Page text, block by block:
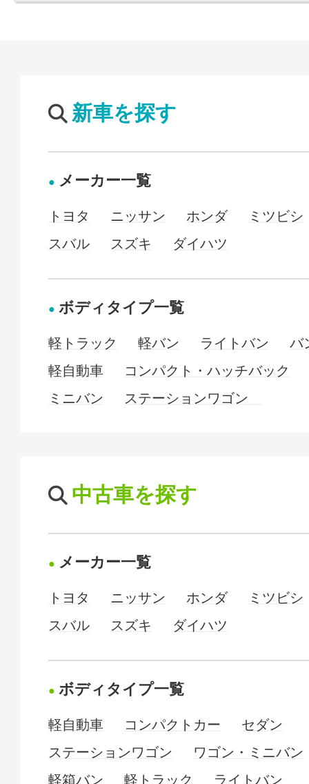
新車を探す
メーカー一覧
トヨタ ニッサン ホンダ
ミツビシ
スバル
スズキ ダイハツ
ボディタイプ一覧
軽トラック 軽バン ライトバン
バ
軽自動車
コンパクト・ハッチバック
ミニバン
ステーションワゴン
中古車を探す
メーカー一覧
トヨタ ニッサン ホンダ
ミツビシ
スバル
スズキ ダイハツ
ボディタイプ一覧
軽自動車 コンパクトカー
セダン
ステーションワゴン
ワゴン・ミニバン
軽箱バン
軽トラック ライトバン